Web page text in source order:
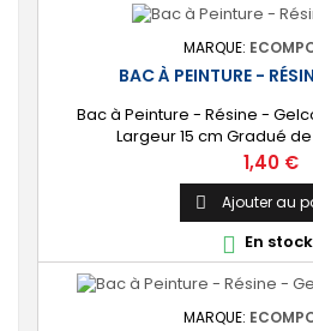
MARQUE:
BAC À PEINTURE -
Bac à Peinture - Résine -
Largeur 15 cm Gradué
Prix
1,40 €
 Ajouter au
 En stock
MARQUE: